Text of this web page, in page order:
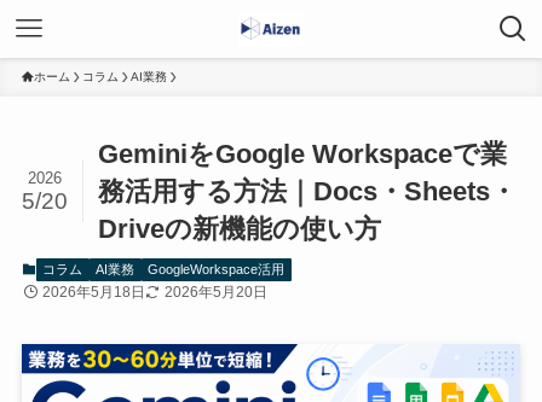
ホーム コラム AI業務
GeminiをGoogle Workspaceで業
務活用する方法｜Docs・Sheets・
Driveの新機能の使い方
2026
5/20
コラム AI業務 GoogleWorkspace活用
2026年5月18日 2026年5月20日